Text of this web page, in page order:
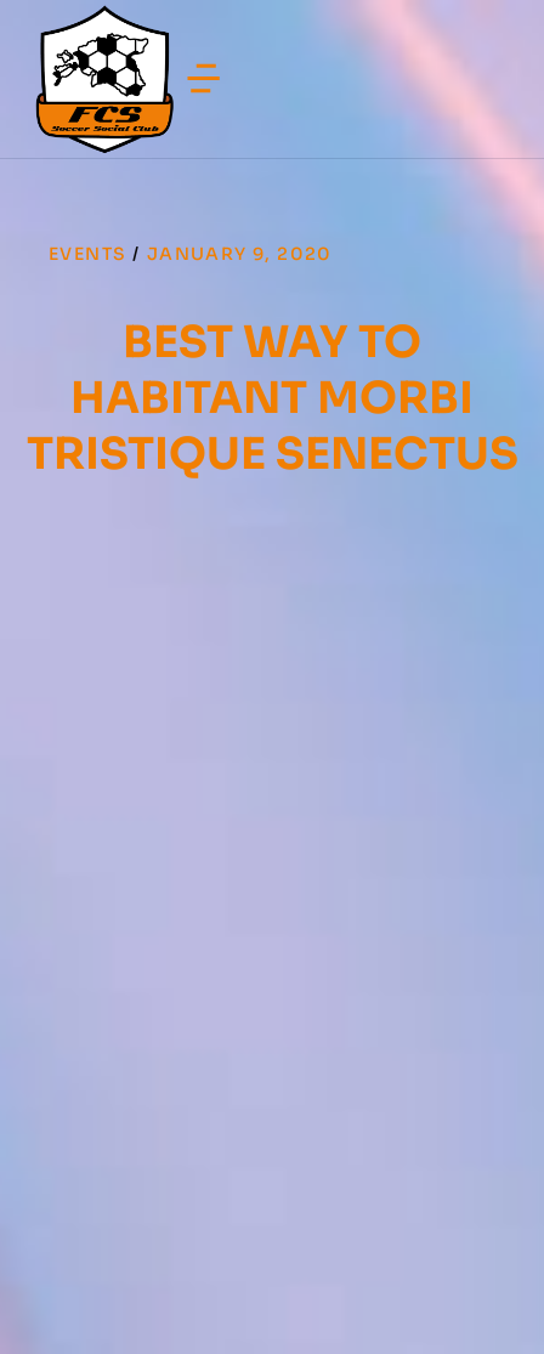
EVENTS / JANUARY 9, 2020
BEST WAY TO
HABITANT MORBI
TRISTIQUE SENECTUS